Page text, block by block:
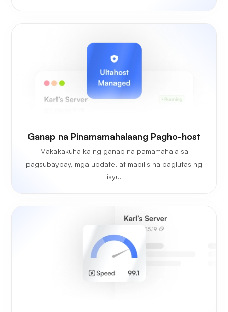
Ganap na Pinamamahalaang Pagho-host
Makakakuha ka ng ganap na pamamahala sa
pagsubaybay, mga update, at mabilis na paglutas ng
isyu.